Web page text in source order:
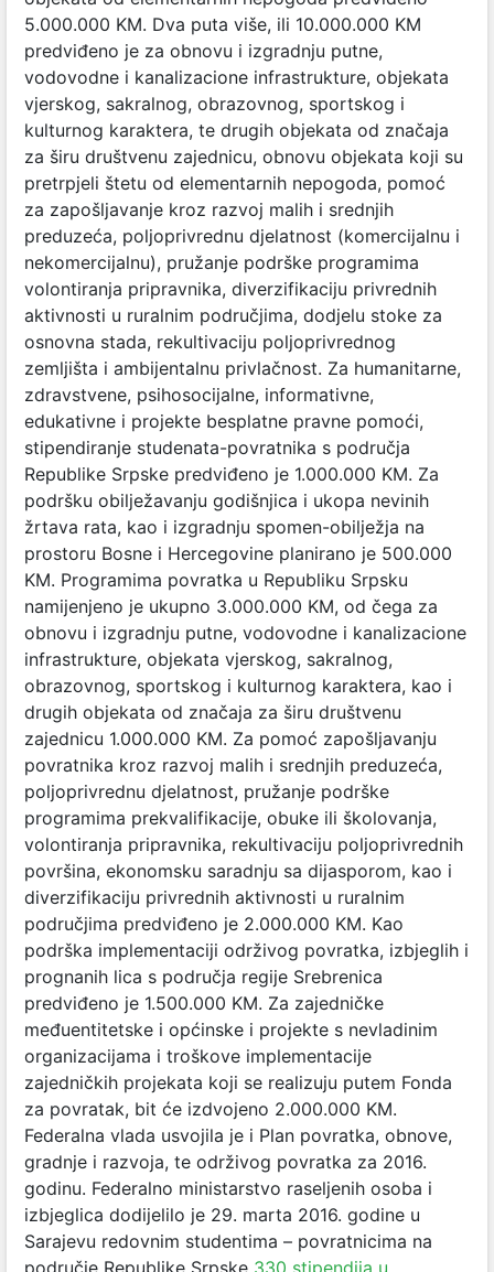
5.000.000 KM. Dva puta više, ili 10.000.000 KM
predviđeno je za obnovu i izgradnju putne,
vodovodne i kanalizacione infrastrukture, objekata
vjerskog, sakralnog, obrazovnog, sportskog i
kulturnog karaktera, te drugih objekata od značaja
za širu društvenu zajednicu, obnovu objekata koji su
pretrpjeli štetu od elementarnih nepogoda, pomoć
za zapošljavanje kroz razvoj malih i srednjih
preduzeća, poljoprivrednu djelatnost (komercijalnu i
nekomercijalnu), pružanje podrške programima
volontiranja pripravnika, diverzifikaciju privrednih
aktivnosti u ruralnim područjima, dodjelu stoke za
osnovna stada, rekultivaciju poljoprivrednog
zemljišta i ambijentalnu privlačnost. Za humanitarne,
zdravstvene, psihosocijalne, informativne,
edukativne i projekte besplatne pravne pomoći,
stipendiranje studenata-povratnika s područja
Republike Srpske predviđeno je 1.000.000 KM. Za
podršku obilježavanju godišnjica i ukopa nevinih
žrtava rata, kao i izgradnju spomen-obilježja na
prostoru Bosne i Hercegovine planirano je 500.000
KM. Programima povratka u Republiku Srpsku
namijenjeno je ukupno 3.000.000 KM, od čega za
obnovu i izgradnju putne, vodovodne i kanalizacione
infrastrukture, objekata vjerskog, sakralnog,
obrazovnog, sportskog i kulturnog karaktera, kao i
drugih objekata od značaja za širu društvenu
zajednicu 1.000.000 KM. Za pomoć zapošljavanju
povratnika kroz razvoj malih i srednjih preduzeća,
poljoprivrednu djelatnost, pružanje podrške
programima prekvalifikacije, obuke ili školovanja,
volontiranja pripravnika, rekultivaciju poljoprivrednih
površina, ekonomsku saradnju sa dijasporom, kao i
diverzifikaciju privrednih aktivnosti u ruralnim
područjima predviđeno je 2.000.000 KM. Kao
podrška implementaciji održivog povratka, izbjeglih i
prognanih lica s područja regije Srebrenica
predviđeno je 1.500.000 KM. Za zajedničke
međuentitetske i općinske i projekte s nevladinim
organizacijama i troškove implementacije
zajedničkih projekata koji se realizuju putem Fonda
za povratak, bit će izdvojeno 2.000.000 KM.
Federalna vlada usvojila je i Plan povratka, obnove,
gradnje i razvoja, te održivog povratka za 2016.
godinu. Federalno ministarstvo raseljenih osoba i
izbjeglica dodijelilo je 29. marta 2016. godine u
Sarajevu redovnim studentima – povratnicima na
područje Republike Srpske 330 stipendija u